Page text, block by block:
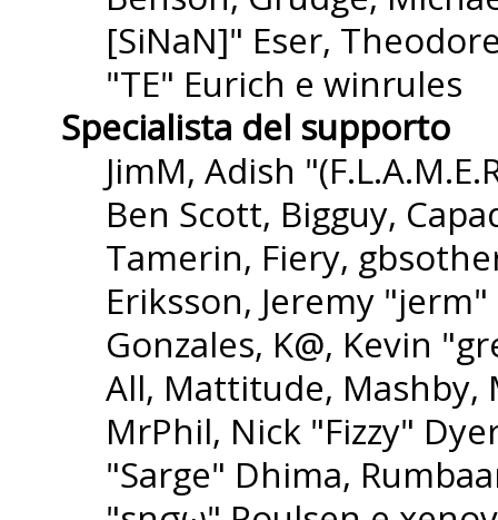
[SiNaN]" Eser,
"TE" Eurich e winrules
Specialista del supporto
JimM, Adish
Ben Scott, Bigguy,
Tamerin, Fiery,
Eriksson, Jeremy
Gonzales, K@, Kevin
All, Mattitude, Mashby,
MrPhil, Nick "Fizzy"
"Sarge" Dhima,